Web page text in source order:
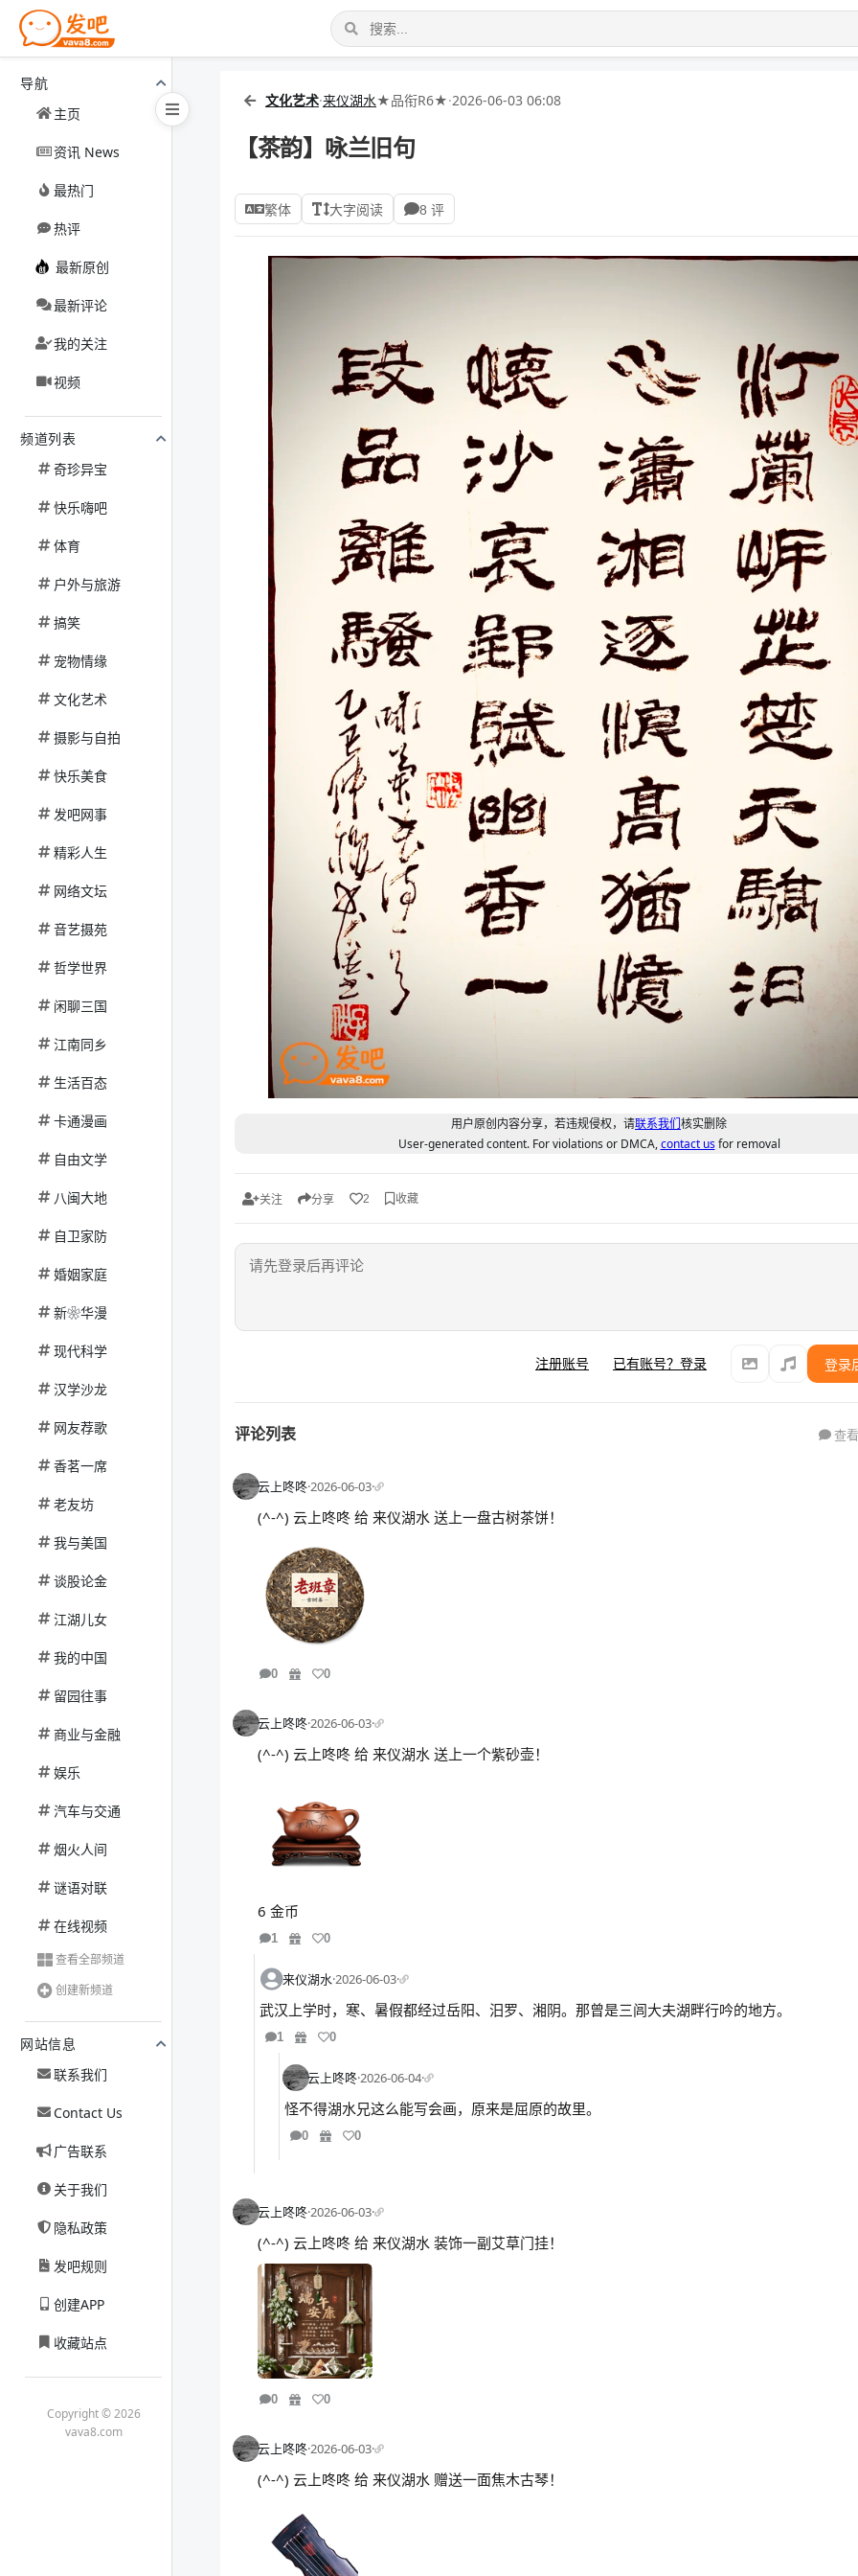
导航
主页
资讯 News
最热门
热评
最新原创
最新评论
我的关注
视频
频道列表
奇珍异宝
快乐嗨吧
体育
户外与旅游
搞笑
宠物情缘
文化艺术
摄影与自拍
快乐美食
发吧网事
精彩人生
网络文坛
音艺摄苑
哲学世界
闲聊三国
江南同乡
生活百态
卡通漫画
自由文学
八闽大地
自卫家防
婚姻家庭
新❀华漫
现代科学
汉学沙龙
网友荐歌
香茗一席
老友坊
我与美国
谈股论金
江湖儿女
我的中国
留园往事
商业与金融
娱乐
汽车与交通
烟火人间
谜语对联
在线视频
查看全部频道
创建新频道
网站信息
联系我们
Contact Us
广告联系
关于我们
隐私政策
发吧规则
创建APP
收藏站点
Copyright © 2026
vava8.com
文化艺术·来仪湖水★品衔R6★·2026-06-03 06:08
【茶韵】咏兰旧句
繁体 大字阅读 8 评
用户原创内容分享，若违规侵权，请联系我们核实删除
User-generated content. For violations or DMCA,contact usfor removal
关注 分享 2 收藏
注册账号 已有账号？登录 登录
评论列表 查
云上咚咚·2026-06-03·
(^-^) 云上咚咚 给 来仪湖水 送上一盘古树茶饼！
0 0
云上咚咚·2026-06-03·
(^-^) 云上咚咚 给 来仪湖水 送上一个紫砂壶！
6 金币
1 0
来仪湖水·2026-06-03·
武汉上学时，寒、暑假都经过岳阳、汨罗、湘阴。那曾是三闾大夫湖畔行吟的地方。
1 0
云上咚咚·2026-06-04·
怪不得湖水兄这么能写会画，原来是屈原的故里。
0 0
云上咚咚·2026-06-03·
(^-^) 云上咚咚 给 来仪湖水 装饰一副艾草门挂！
0 0
云上咚咚·2026-06-03·
(^-^) 云上咚咚 给 来仪湖水 赠送一面焦木古琴！